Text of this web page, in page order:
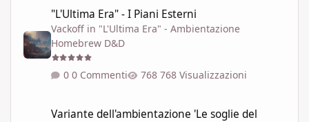
"L'Ultima Era" - I Piani Esterni
Vackoff in "L'Ultima Era" - Ambientazione
Homebrew D&D
0 Commenti 768 Visualizzazioni
Variante dell'ambientazione 'Le soglie del